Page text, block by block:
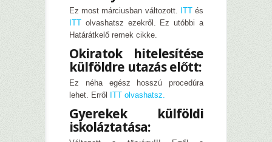
Ez most márciusban változott. ITTés
ITT olvashatsz ezekről. Ez utóbbi a
Határátkelő remek cikke.
Okiratok hitelesítése
külföldre utazás előtt:
Ez néha egész hosszú procedúra
lehet. Erről
ITT olvashatsz.
Gyerekek külföldi
iskoláztatása: